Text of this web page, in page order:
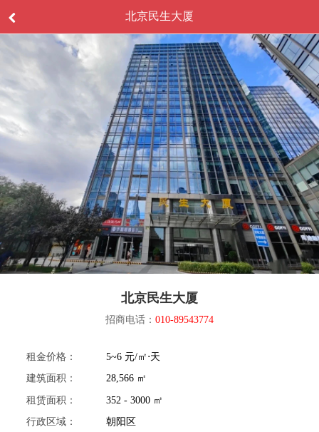
北京民生大厦
北京民生大厦
招商电话： 010-89543774
租金价格：
5~6 元/㎡⋅天
建筑面积：
28,566 ㎡
租赁面积：
352 - 3000 ㎡
行政区域：
朝阳区